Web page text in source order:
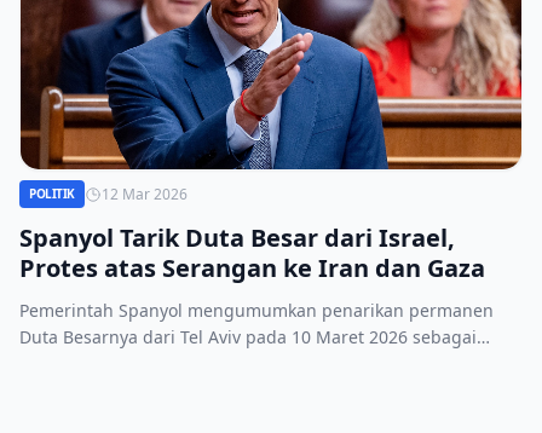
POLITIK 12 Mar 2026
Spanyol Tarik Duta Besar dari Israel,
Protes atas Serangan ke Iran dan Gaza
Pemerintah Spanyol mengumumkan penarikan permanen
Duta Besarnya dari Tel Aviv pada 10 Maret 2026 sebagai